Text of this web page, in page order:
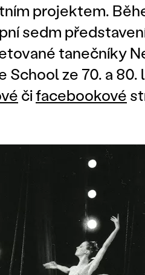
projektem.
sedm
tanečníky
School ze 70. a
čifacebookové